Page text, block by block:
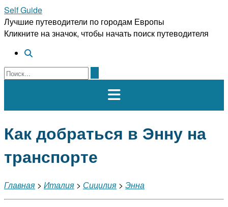
Перейти
к
содержимому
Self Guide
Лучшие путеводители по городам Европы
Кликните на значок, чтобы начать поиск путеводителя
Как добраться в Энну на
транспорте
Главная > Италия > Сицилия > Энна